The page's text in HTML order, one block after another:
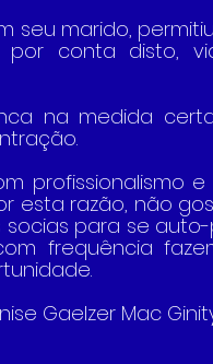
seu marido,
conta disto,
na medida
profissionalismo
esta razão, não
para se auto-
frequência
Gaelzer Mac